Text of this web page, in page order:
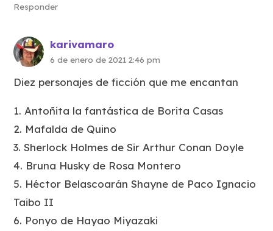
Responder
karivamaro
6 de enero de 2021 2:46 pm
Diez personajes de ficción que me encantan
1. Antoñita la fantástica de Borita Casas
2. Mafalda de Quino
3. Sherlock Holmes de Sir Arthur Conan Doyle
4. Bruna Husky de Rosa Montero
5. Héctor Belascoarán Shayne de Paco Ignacio
Taibo II
6. Ponyo de Hayao Miyazaki